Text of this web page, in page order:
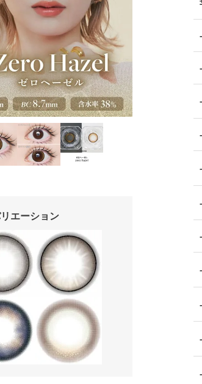
エーション